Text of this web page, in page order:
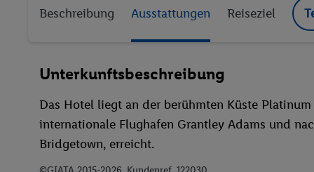
Beschreibung Ausstattungen Reiseziel
Unterkunftsbeschreibung
Das Hotel liegt an der berühmten Küste
internationale Flughafen Grantley Adams und
Bridgetown, erreicht.